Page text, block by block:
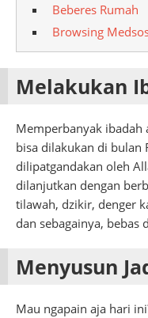
Beberes Rumah
Browsing
Melakukan
Memperbanyak ibadah
bisa dilakukan di bulan
dilipatgandakan oleh
dilanjutkan dengan
tilawah, dzikir, denger
dan sebagainya, bebas
Menyusun
Mau ngapain aja hari